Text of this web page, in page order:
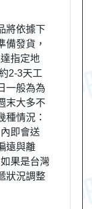
將依據下
備發貨，
指定地
2-3天工
一般為為
末大多不
種情況：
即會送
遠與離
果是台灣
狀況調整